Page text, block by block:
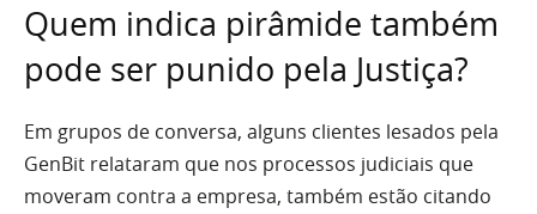
Quem indica pirâmide também
pode ser punido pela Justiça?
Em grupos de conversa, alguns clientes lesados pela
GenBit relataram que nos processos judiciais que
moveram contra a empresa, também estão citando